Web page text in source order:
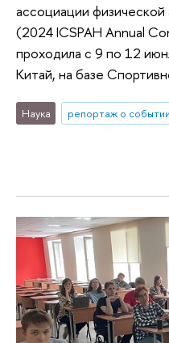
ассоциации физической
(2024 ICSPAH Annual
проходила с 9 по 12
Китай, на базе
Наука репортаж о событии